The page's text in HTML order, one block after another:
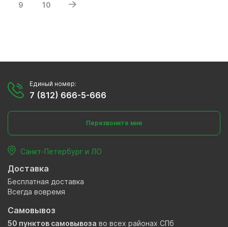
9 10
Единый номер:
7 (812) 666-5-666
Перезвоните мне
Санкт-Петербург и ЛО
Доставка
Бесплатная доставка
Всегда вовремя
Самовывоз
50 пунктов самовывоза во всех районах СПб